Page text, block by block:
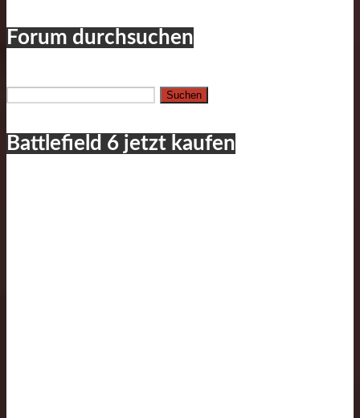
Forum durchsuchen
Suchen
Battlefield 6 jetzt kaufen